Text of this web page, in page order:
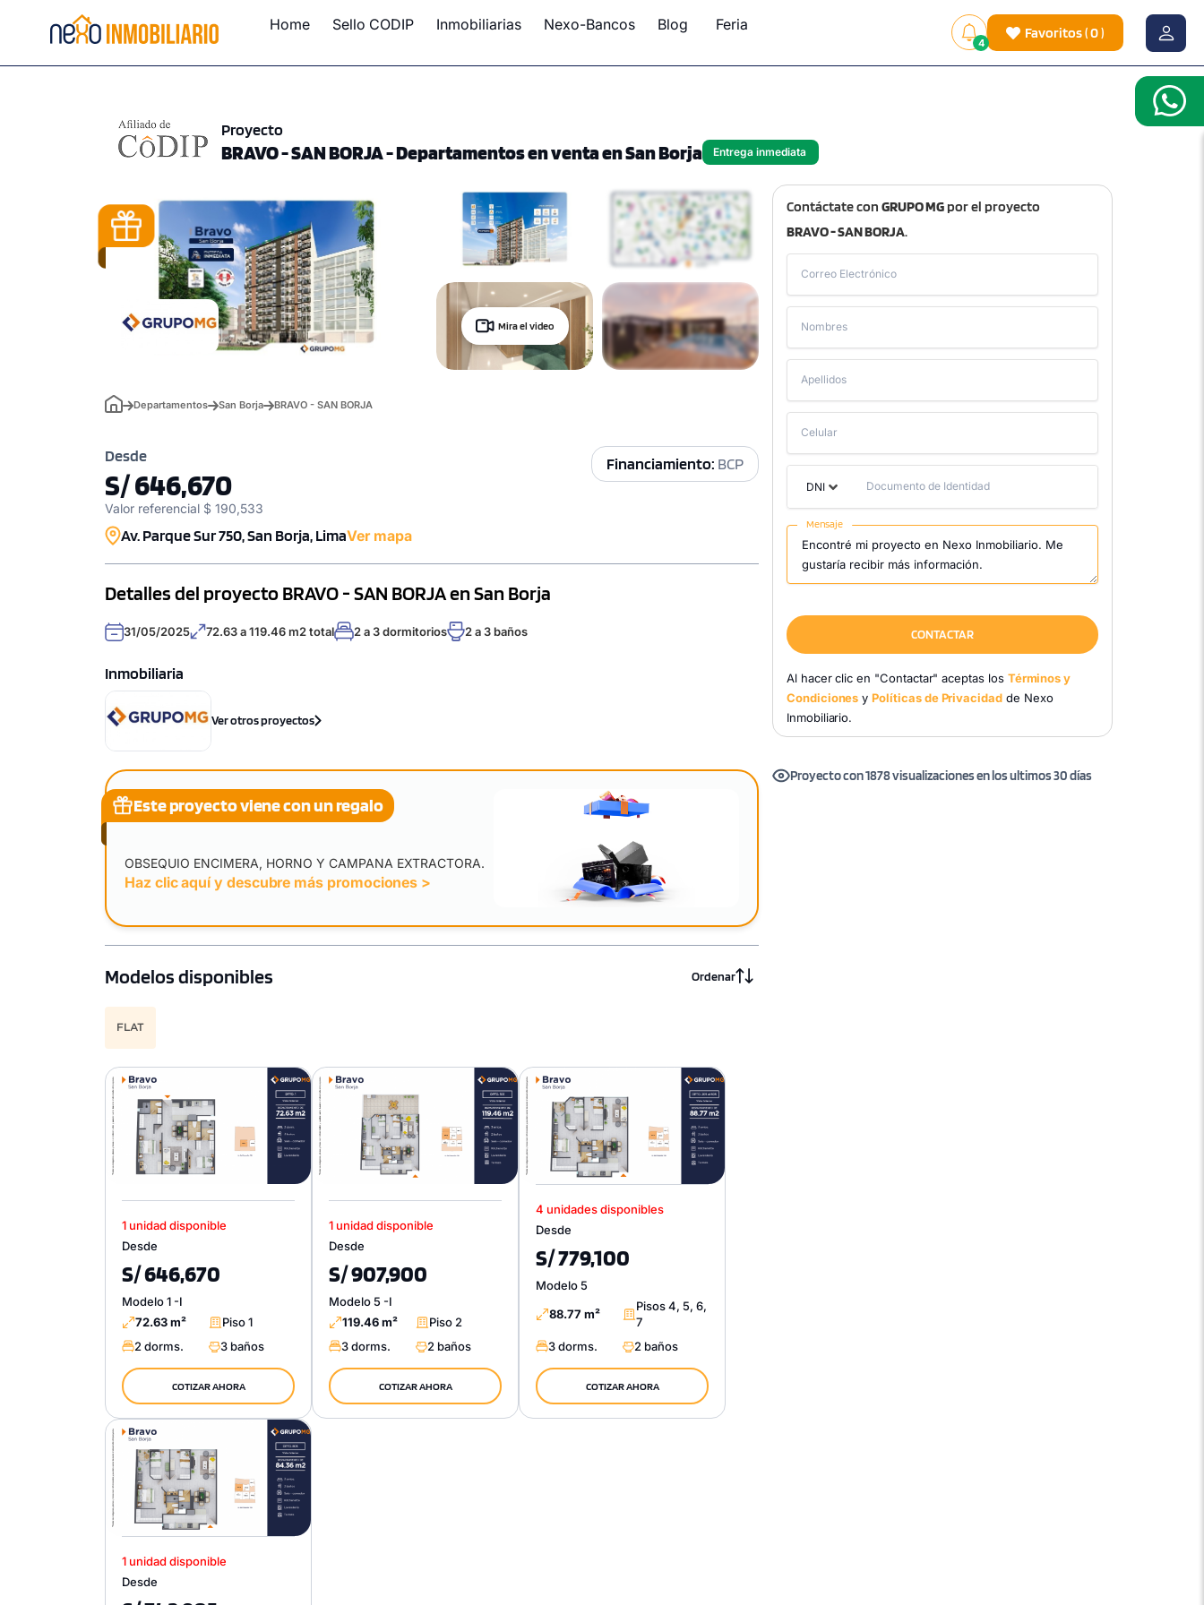
Home Sello CODIP Inmobiliarias Nexo-Bancos Blog Feria
4
Favoritos(0)
Proyecto
BRAVO - SAN BORJA - Departamentos en venta en San Borja Entrega inmediata
Contáctate con GRUPO MGpor el proyecto
BRAVO - SAN BORJA.
Correo Electrónico
Nombres
Apellidos
Celular
DNI Documento de Identidad
Mensaje
CONTACTAR
Al hacer clic en "Contactar" aceptas los Términos y
Condiciones yPolíticas de Privacidadde Nexo
Inmobiliario.
Proyecto con 1878 visualizaciones en los ultimos 30 días
Mira el video
Departamentos San Borja BRAVO - SAN BORJA
Financiamiento: BCP
Desde
S/ 646,670
Valor referencial $ 190,533
Av. Parque Sur 750, San Borja, LimaVer mapa
Detalles del proyecto BRAVO - SAN BORJA en San Borja
31/05/2025 72.63 a 119.46 m2 total 2 a 3 dormitorios 2 a 3 baños
Inmobiliaria
Ver otros proyectos
OBSEQUIO ENCIMERA, HORNO Y CAMPANA EXTRACTORA.
Haz clic aquí y descubre más promociones >
Este proyecto viene con un regalo
Modelos disponibles Ordenar
FLAT
1 unidad disponible
Desde
S/ 646,670
Modelo 1 -I
72.63 m²
Piso 1
2 dorms.
3 baños
COTIZAR AHORA
1 unidad disponible
Desde
S/ 907,900
Modelo 5 -I
119.46 m²
Piso 2
3 dorms.
2 baños
COTIZAR AHORA
4 unidades disponibles
Desde
S/ 779,100
Modelo 5
88.77 m²
Pisos 4, 5, 6,
7
3 dorms.
2 baños
COTIZAR AHORA
1 unidad disponible
Desde